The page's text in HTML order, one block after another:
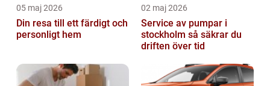
05 maj 2026
Din resa till ett färdigt och
personligt hem
02 maj 2026
Service av pumpar i
stockholm så säkrar du
driften över tid